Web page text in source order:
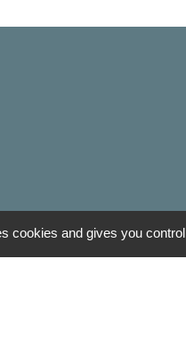
Liens
cookies and gives you